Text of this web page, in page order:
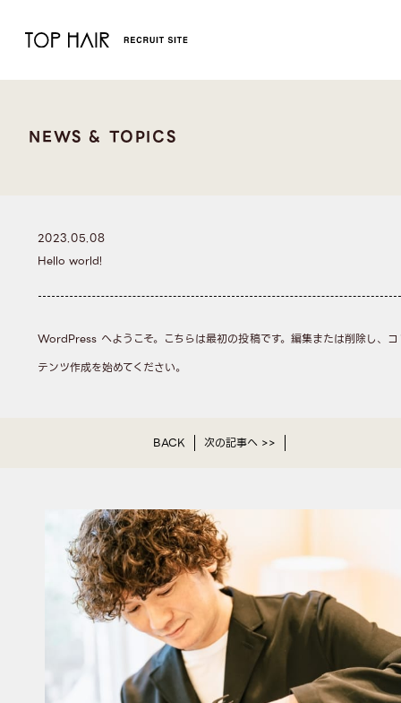
NEWS & TOPICS
2023.05.08
Hello world!
WordPress へようこそ。こちらは最初の投稿です。編集または削除し、
テンツ作成を始めてください。
BACK 次の記事へ >>